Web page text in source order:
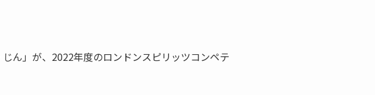
ん」が、2022年度のロンドンスピリッツコンペテ